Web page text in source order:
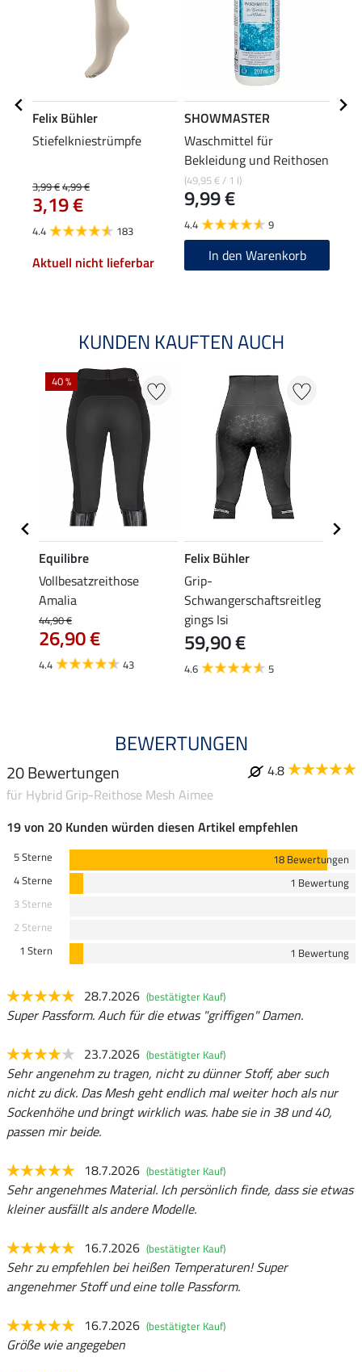
Felix Bühler
Stiefelkniestrümpfe
3,99 €4,99 €
3,19 €
4.4 183
Aktuell nicht lieferbar
SHOWMASTER
Waschmittel für
Bekleidung und Reithosen
(49,95 € / 1 l)
9,99 €
4.4 9
In den Warenkorb
KUNDEN KAUFTEN AUCH
40 %
Equilibre
Vollbesatzreithose
Amalia
44,90 €
26,90 €
4.4 43
Felix Bühler
Grip-
Schwangerschaftsreitleg
gings Isi
59,90 €
4.6 5
BEWERTUNGEN
20 Bewertungen
4.8
für Hybrid Grip-Reithose Mesh Aimee
19 von 20 Kunden würden diesen Artikel empfehlen
5 Sterne
18 Bewertungen
4 Sterne
1 Bewertung
3 Sterne
2 Sterne
1 Stern
1 Bewertung
28.7.2026 (bestätigter Kauf)
Super Passform. Auch für die etwas "griffigen" Damen.
23.7.2026 (bestätigter Kauf)
Sehr angenehm zu tragen, nicht zu dünner Stoff, aber such
nicht zu dick. Das Mesh geht endlich mal weiter hoch als nur
Sockenhöhe und bringt wirklich was. habe sie in 38 und 40,
passen mir beide.
18.7.2026 (bestätigter Kauf)
Sehr angenehmes Material. Ich persönlich finde, dass sie etwas
kleiner ausfällt als andere Modelle.
16.7.2026 (bestätigter Kauf)
Sehr zu empfehlen bei heißen Temperaturen! Super
angenehmer Stoff und eine tolle Passform.
16.7.2026 (bestätigter Kauf)
Größe wie angegeben